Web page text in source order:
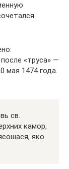
«труса» —
мая 1474 года.
св.
камор,
яко